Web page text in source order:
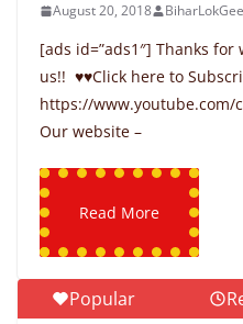
August 20, 2018
[ads id=”ads1″] Thanks
us!! ♥♥Click here to
https://www.youtube.com/
Our website –
Read More
Popular